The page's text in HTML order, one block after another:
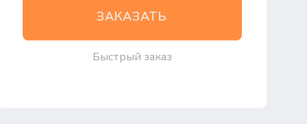
ЗАКАЗАТЬ
Быстрый заказ